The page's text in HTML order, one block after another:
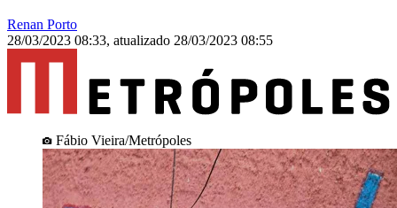
Renan Porto
28/03/2023 08:33, atualizado 28/03/2023 08:55
Fábio Vieira/Metrópoles